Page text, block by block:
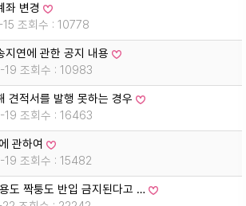
좌 변경
조회수 : 10778
지연에 관한 공지 내용
19 조회수 : 10983
견적서를 발행 못하는 경우
19 조회수 : 16463
관하여
19 조회수 : 15482
도 짝퉁도 반입 금지된다고 …